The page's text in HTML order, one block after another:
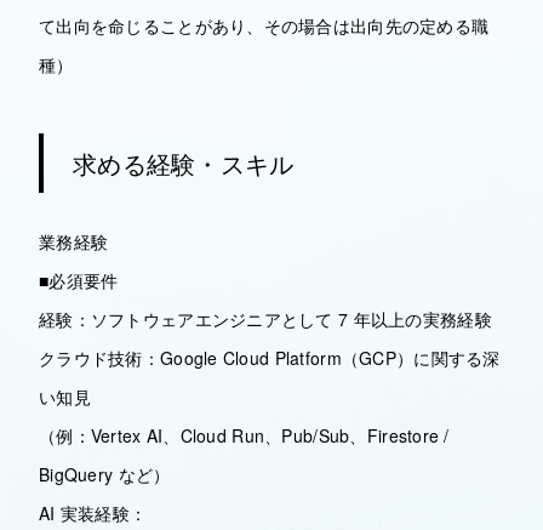
て出向を命じることがあり、その場合は出向先の定める職
種）
求める経験・スキル
業務経験
■必須要件
経験：ソフトウェアエンジニアとして 7 年以上の実務経験
クラウド技術：Google Cloud Platform（GCP）に関する深
い知見
（例：Vertex AI、Cloud Run、Pub/Sub、Firestore /
BigQuery など）
AI 実装経験：